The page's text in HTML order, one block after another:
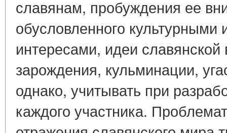
славянам, пробуждения ее
обусловленного культурными
интересами, идеи славянской
зарождения, кульминации,
однако, учитывать при
каждого участника.